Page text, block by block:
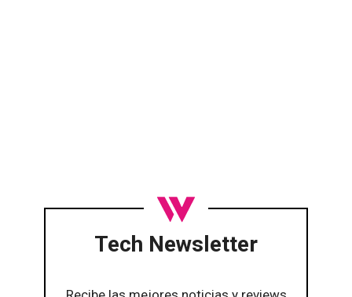
Tech Newsletter